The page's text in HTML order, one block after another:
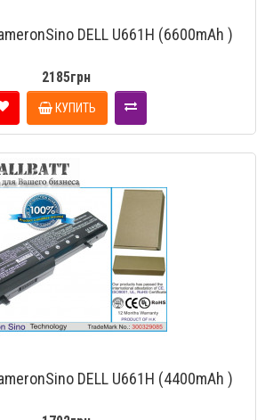
DELL U661H (6600mAh )
2185грн
КУПИТЬ
DELL U661H (4400mAh )